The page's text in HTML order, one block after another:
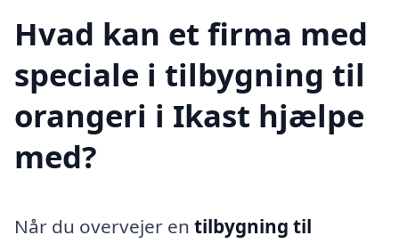
Hvad kan et firma med
speciale i tilbygning til
orangeri i Ikast hjælpe
med?
Når du overvejer en tilbygning til